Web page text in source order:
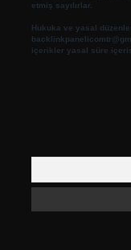
etmiş sayılırlar.
Hukuka ve yasal
içerikler yasal süre